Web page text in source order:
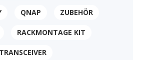
QNAP ZUBEHÖR
RACKMONTAGE KIT
TRANSCEIVER